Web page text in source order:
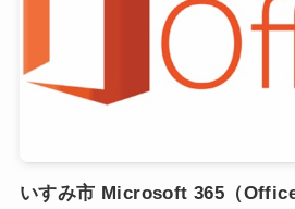
いすみ市 Microsoft 365（